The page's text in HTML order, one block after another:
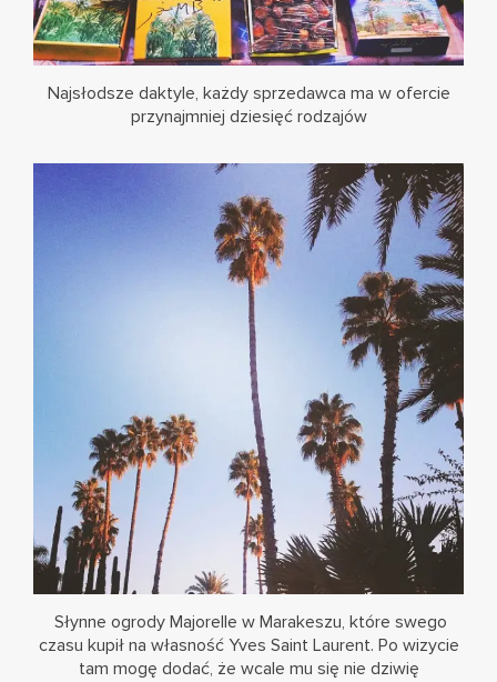
Najsłodsze daktyle, każdy sprzedawca ma w ofercie
przynajmniej dziesięć rodzajów
Słynne ogrody Majorelle w Marakeszu, które swego
czasu kupił na własność Yves Saint Laurent. Po wizycie
tam mogę dodać, że wcale mu się nie dziwię